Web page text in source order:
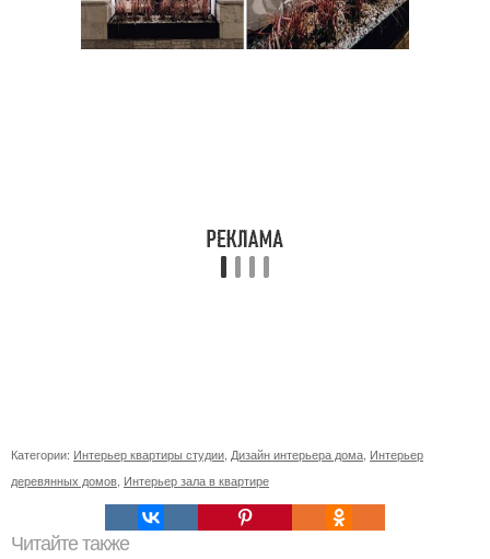
Категории: Интерьер квартиры студии Дизайн интерьера дома Интерьер
деревянных домов Интерьер зала в квартире
Читайте также